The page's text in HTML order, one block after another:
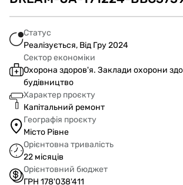
Статус
Реалізується, Від Гру 2024
Сектор економіки
Охорона здоров'я. Заклади охорони
будівництво
Характер проєкту
Капітальний ремонт
Географія проєкту
Місто Рівне
Орієнтовна тривалість
22 місяців
Орієнтовний бюджет
ГРН 178'038'411